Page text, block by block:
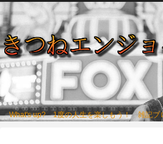
What's up? 1度の人生を楽しもう！ 雑記ブ